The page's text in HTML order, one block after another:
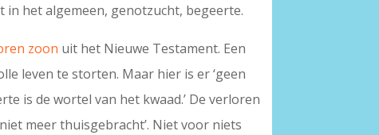
in het algemeen, genotzucht, begeerte.
zoon uit het Nieuwe Testament. Een
leven te storten. Maar hier is er ‘geen
is de wortel van het kwaad.’ De verloren
meer thuisgebracht’. Niet voor niets